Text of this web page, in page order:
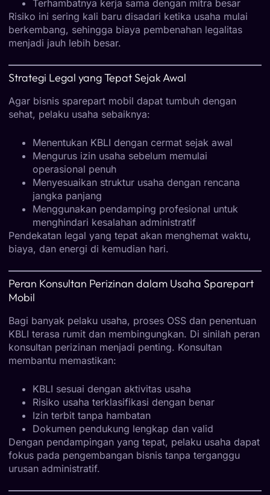
Terhambatnya kerja sama dengan mitra besar
Risiko ini sering kali baru disadari ketika usaha mulai
berkembang, sehingga biaya pembenahan legalitas
menjadi jauh lebih besar.
Strategi Legal yang Tepat Sejak Awal
Agar bisnis sparepart mobil dapat tumbuh dengan
sehat, pelaku usaha sebaiknya:
Menentukan KBLI dengan cermat sejak awal
Mengurus izin usaha sebelum memulai
operasional penuh
Menyesuaikan struktur usaha dengan rencana
jangka panjang
Menggunakan pendamping profesional untuk
menghindari kesalahan administratif
Pendekatan legal yang tepat akan menghemat waktu,
biaya, dan energi di kemudian hari.
Peran Konsultan Perizinan dalam Usaha Sparepart
Mobil
Bagi banyak pelaku usaha, proses OSS dan penentuan
KBLI terasa rumit dan membingungkan. Di sinilah peran
konsultan perizinan menjadi penting. Konsultan
membantu memastikan:
KBLI sesuai dengan aktivitas usaha
Risiko usaha terklasifikasi dengan benar
Izin terbit tanpa hambatan
Dokumen pendukung lengkap dan valid
Dengan pendampingan yang tepat, pelaku usaha dapat
fokus pada pengembangan bisnis tanpa terganggu
urusan administratif.